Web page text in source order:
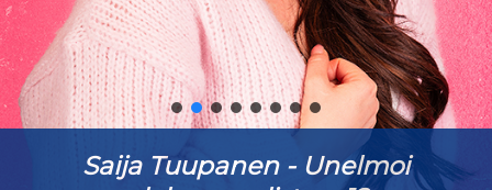
Saija Tuupanen - Unelmoi